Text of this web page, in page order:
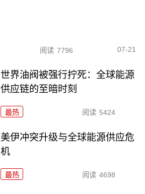
阅读 7796 07-21
世界油阀被强行拧死：全球能源
供应链的至暗时刻
最热 阅读 5424
美伊冲突升级与全球能源供应危
机
最热 阅读 4698